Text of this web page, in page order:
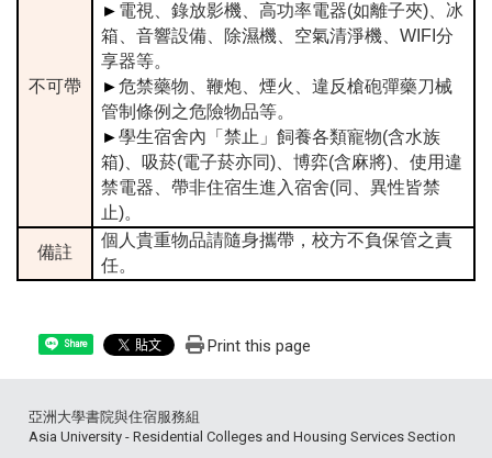
不可帶
► 電視、錄放影機、高功率電器(如離子夾)、冰
箱、音響設備、除濕機、空氣清淨機、WIFI分
享器等。
►危禁藥物、鞭炮、煙火、違反槍砲彈藥刀械
管制條例之危險物品等。
►學生宿舍內「禁止」飼養各類寵物(含水族
箱)、吸菸(電子菸亦同)、博弈(含麻將)、使用違
禁電器、帶非住宿生進入宿舍(同、異性皆禁
止)。
備註
個人貴重物品請隨身攜帶，校方不負保管之責
任。
Share Print this page
亞洲大學書院與住宿服務組
Asia University - Residential Colleges and Housing Services Section